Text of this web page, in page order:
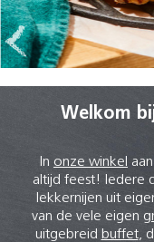
Welkom
In onze winkel
altijd feest! Iedere
lekkernijen uit
van de vele eigen
uitgebreid buffet,